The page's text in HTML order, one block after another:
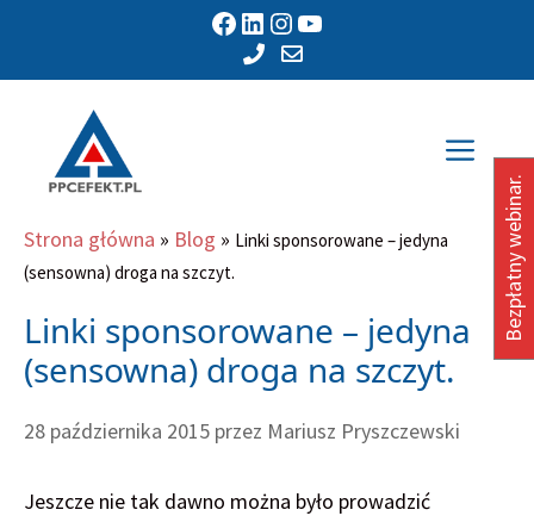
treści
Facebook LinkedIn Instagram YouTube
Strona główna » Blog » Linki sponsorowane – jedyna
(sensowna) droga na szczyt.
Linki sponsorowane – jedyna
(sensowna) droga na szczyt.
28 października 2015 przez Mariusz Pryszczewski
Jeszcze nie tak dawno można było prowadzić
Bezpłatny webinar.